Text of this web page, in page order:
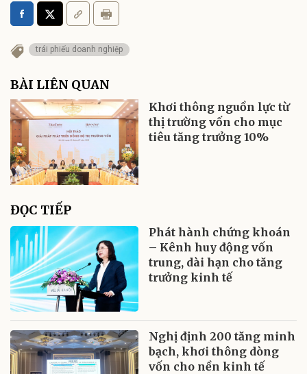
trái phiếu doanh nghiệp
BÀI LIÊN QUAN
Khơi thông nguồn lực từ
thị trường vốn cho mục
tiêu tăng trưởng 10%
ĐỌC TIẾP
Phát hành chứng khoán
– Kênh huy động vốn
trung, dài hạn cho tăng
trưởng kinh tế
Nghị định 200 tăng minh
bạch, khơi thông dòng
vốn cho nền kinh tế